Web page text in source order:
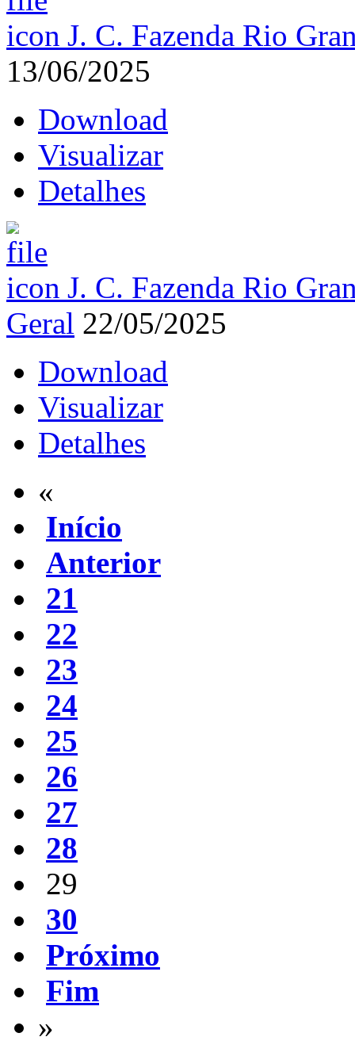
J. C. Fazenda Rio
13/06/2025
Download
Visualizar
Detalhes
J. C. Fazenda Rio
Geral 22/05/2025
Download
Visualizar
Detalhes
«
Início
Anterior
21
22
23
24
25
26
27
28
29
30
Próximo
Fim
»